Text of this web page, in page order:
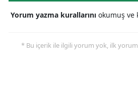
Yorum yazma kurallarını okumuş ve
* Bu içerik ile ilgili yorum yok, ilk